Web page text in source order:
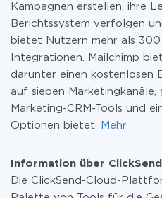
Kampagnen erstellen, ihre
Berichtssystem verfolgen
bietet Nutzern mehr als
Integrationen. Mailchimp
darunter einen kostenlosen
auf sieben Marketingkanäle,
Marketing-CRM-Tools und
Optionen bietet.
Mehr
Information über ClickSend
Die ClickSend-Cloud-